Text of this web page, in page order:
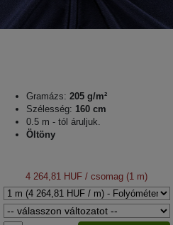
Gramázs: 205 g/m²
Szélesség: 160 cm
0.5 m - tól áruljuk.
Öltöny
4 264,81 HUF / csomag (1 m)